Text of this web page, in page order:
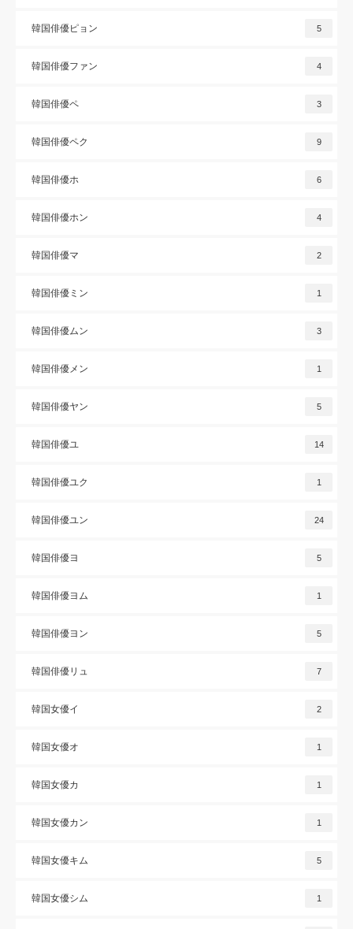
韓国俳優ピョン 5
韓国俳優ファン 4
韓国俳優ペ 3
韓国俳優ペク 9
韓国俳優ホ 6
韓国俳優ホン 4
韓国俳優マ 2
韓国俳優ミン 1
韓国俳優ムン 3
韓国俳優メン 1
韓国俳優ヤン 5
韓国俳優ユ 14
韓国俳優ユク 1
韓国俳優ユン 24
韓国俳優ヨ 5
韓国俳優ヨム 1
韓国俳優ヨン 5
韓国俳優リュ 7
韓国女優イ 2
韓国女優オ 1
韓国女優カ 1
韓国女優カン 1
韓国女優キム 5
韓国女優シム 1